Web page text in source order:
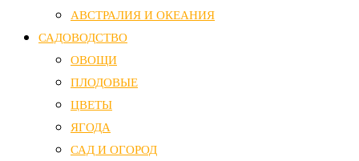
АВСТРАЛИЯ И ОКЕАНИЯ
САДОВОДСТВО
ОВОЩИ
ПЛОДОВЫЕ
ЦВЕТЫ
ЯГОДА
САД И ОГОРОД